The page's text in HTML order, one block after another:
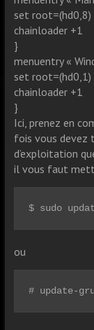
set root=(hd0,8)
chainloader +1
}
menuentry «
set root=(hd0,1)
chainloader +1
}
Ici, prenez en
fois vous devez
d’exploitation
il vous faut
$ sudo
ou
# update-